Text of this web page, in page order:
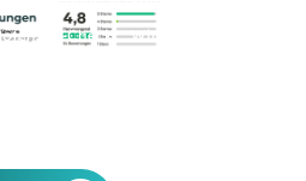
Check: Wir analysieren Ihre